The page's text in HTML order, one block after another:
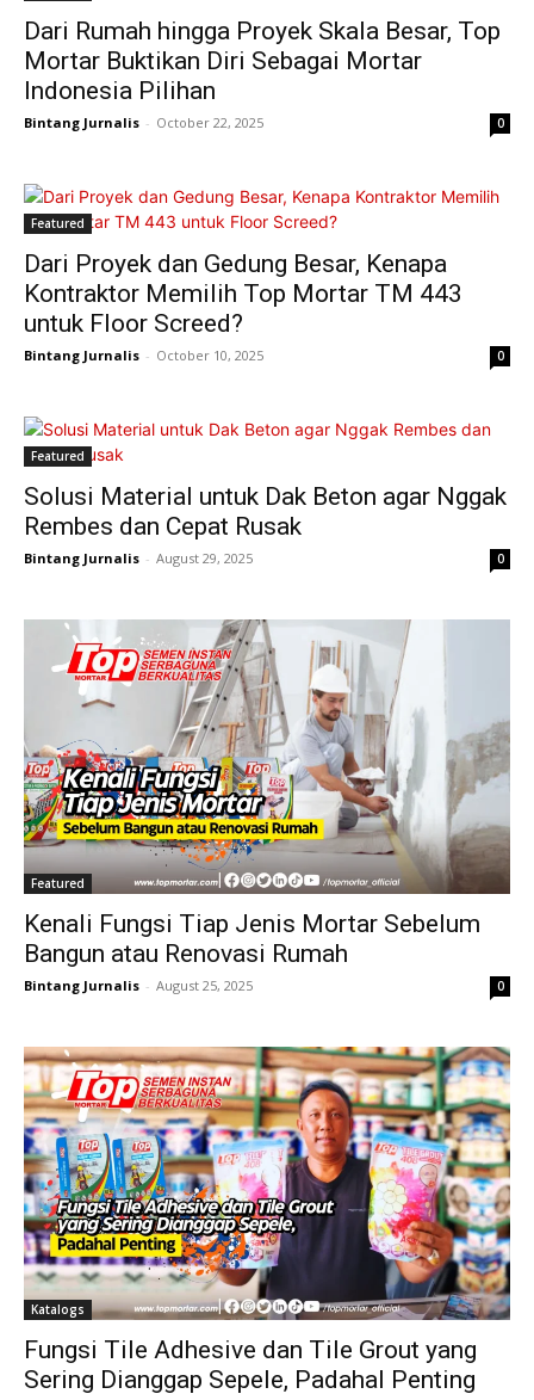
Dari Rumah hingga Proyek Skala Besar, Top
Mortar Buktikan Diri Sebagai Mortar
Indonesia Pilihan
Bintang Jurnalis - October 22, 2025 0
Featured
Dari Proyek dan Gedung Besar, Kenapa
Kontraktor Memilih Top Mortar TM 443
untuk Floor Screed?
Bintang Jurnalis - October 10, 2025 0
Featured
Solusi Material untuk Dak Beton agar Nggak
Rembes dan Cepat Rusak
Bintang Jurnalis - August 29, 2025 0
Featured
Kenali Fungsi Tiap Jenis Mortar Sebelum
Bangun atau Renovasi Rumah
Bintang Jurnalis - August 25, 2025 0
Katalogs
Fungsi Tile Adhesive dan Tile Grout yang
Sering Dianggap Sepele, Padahal Penting